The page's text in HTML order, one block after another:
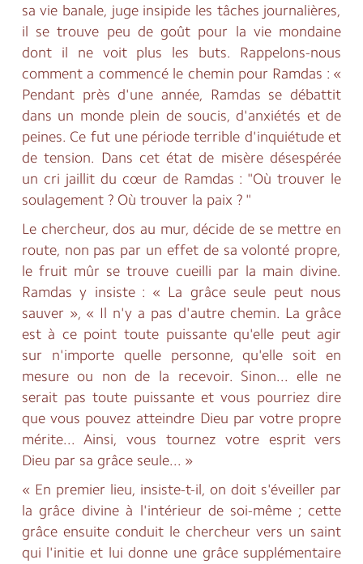
sa vie banale, juge insipide les tâches journalières,
il se trouve peu de goût pour la vie mondaine
dont il ne voit plus les buts. Rappelons-nous
comment a commencé le chemin pour Ramdas : «
Pendant près d'une année, Ramdas se débattit
dans un monde plein de soucis, d'anxiétés et de
peines. Ce fut une période terrible d'inquiétude et
de tension. Dans cet état de misère désespérée
un cri jaillit du cœur de Ramdas : "Où trouver le
soulagement ? Où trouver la paix ? "
Le chercheur, dos au mur, décide de se mettre en
route, non pas par un effet de sa volonté propre,
le fruit mûr se trouve cueilli par la main divine.
Ramdas y insiste : « La grâce seule peut nous
sauver », « Il n'y a pas d'autre chemin. La grâce
est à ce point toute puissante qu'elle peut agir
sur n'importe quelle personne, qu'elle soit en
mesure ou non de la recevoir. Sinon... elle ne
serait pas toute puissante et vous pourriez dire
que vous pouvez atteindre Dieu par votre propre
mérite... Ainsi, vous tournez votre esprit vers
Dieu par sa grâce seule... »
« En premier lieu, insiste-t-il, on doit s'éveiller par
la grâce divine à l'intérieur de soi-même ; cette
grâce ensuite conduit le chercheur vers un saint
qui l'initie et lui donne une grâce supplémentaire